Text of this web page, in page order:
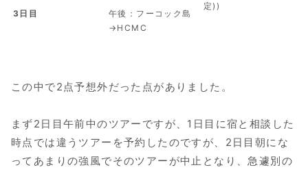
3日目
午後：フーコック島
→HCMC
定))
この中で2点予想外だった点がありました。
まず2日目午前中のツアーですが、1日目に宿と相談した
時点では違うツアーを予約したのですが、2日目朝にな
ってあまりの強風でそのツアーが中止となり、急遽別の